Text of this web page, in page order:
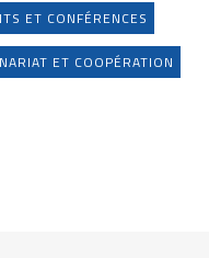
ET CONFÉRENCES
ET COOPÉRATION